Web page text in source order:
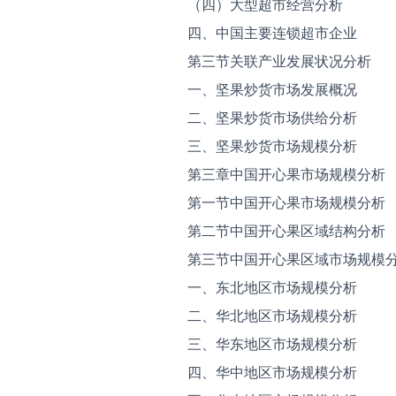
（四）大型超市经营分析
四、中国主要连锁超市企业
第三节关联产业发展状况分析
一、坚果炒货市场发展概况
二、坚果炒货市场供给分析
三、坚果炒货市场规模分析
第三章中国开心果市场规模分析
第一节中国开心果市场规模分析
第二节中国开心果区域结构分析
第三节中国开心果区域市场规模
一、东北地区市场规模分析
二、华北地区市场规模分析
三、华东地区市场规模分析
四、华中地区市场规模分析